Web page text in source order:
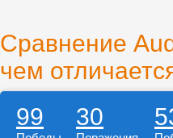
Сравнение
чем
99 30